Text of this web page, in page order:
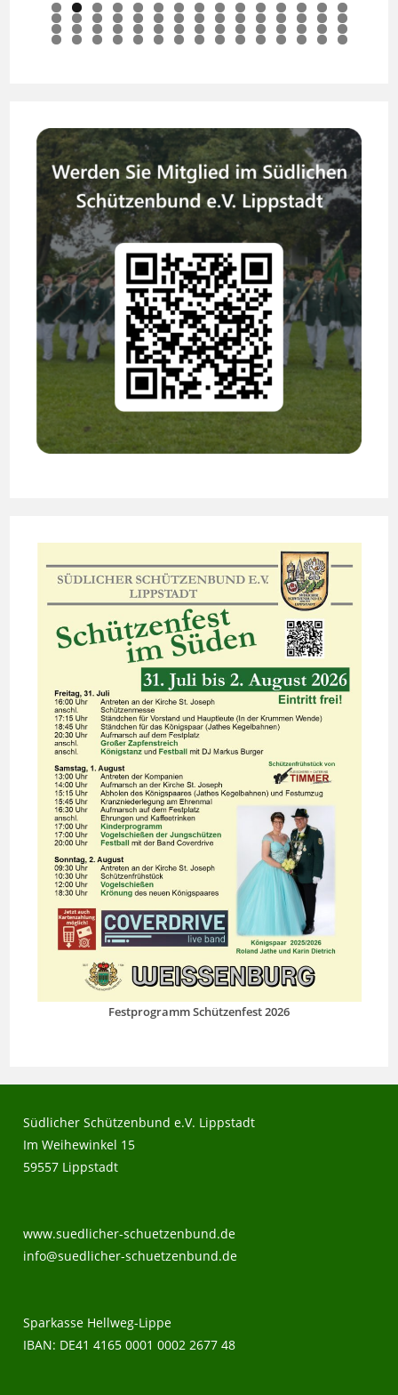
0 1 2 3 4 5
6 7 8 9 0 1 2 3 4 5 6 7 8 9 0
1 2 3 4 5 6 7 8 9 0 1 2 3 4 5
6 7 8 9 0 1 2 3 4 5 6 7 8 9 0
Festprogramm Schützenfest 2026
Südlicher Schützenbund e.V. Lippstadt
Im Weihewinkel 15
59557 Lippstadt
www.suedlicher-schuetzenbund.de
info@suedlicher-schuetzenbund.de
Sparkasse Hellweg-Lippe
IBAN: DE41 4165 0001 0002 2677 48